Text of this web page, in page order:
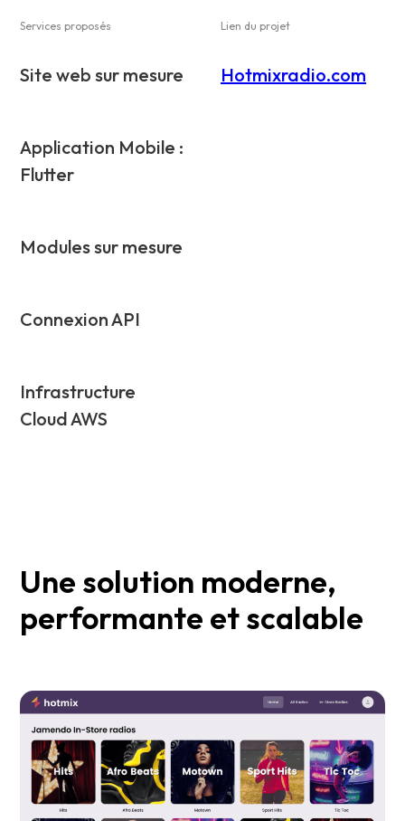
Services proposés
Site web sur mesure
Application Mobile :
Flutter
Modules sur mesure
Connexion API
Infrastructure
Cloud AWS
Lien du projet
Hotmixradio.com
Une solution moderne,
performante et scalable